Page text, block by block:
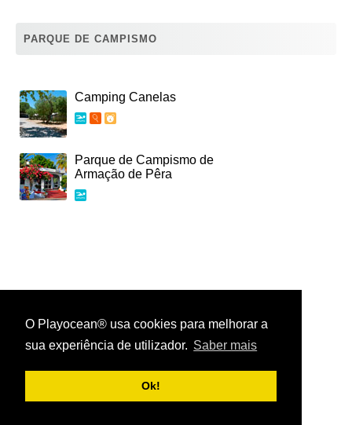
O Playocean® usa cookies para melhorar a
sua experiência de utilizador. Saber mais
Ok!
PARQUE DE CAMPISMO
Camping Canelas
Parque de Campismo de
Armação de Pêra
Playocean ® 2026